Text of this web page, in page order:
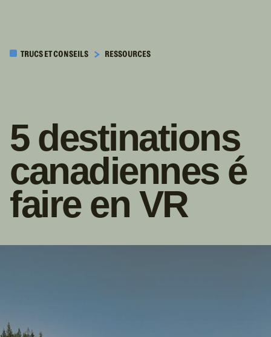
CONTENUTRUCS ET CONSEILS RESSOURCES
5 destinations
canadiennes é
faire en VR